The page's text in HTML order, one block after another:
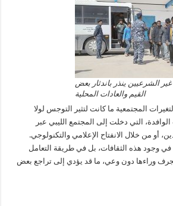
غير الشرعيين ينذر باندثار بعض
القيم والعادات المحلية
المجتمعية ما كانت لتثير التوجس لولا
الوافدة، التي دخلت إلى المجتمع الليبي عبر
أو من خلال الانفتاح الإعلامي والتكنولوجي.
وجود هذه الثقافات، بل في طريقة التعامل
وراءها دون وعي، ما قد يؤدي إلى تراجع بعض